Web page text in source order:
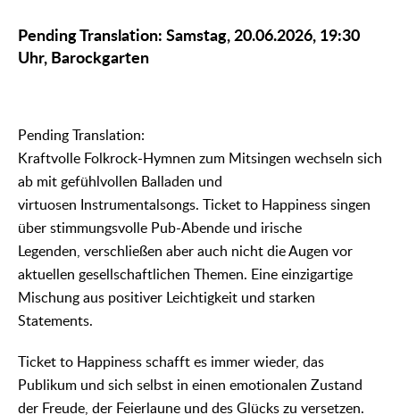
᠎Pending Translation: Samstag, 20.06.2026, 19:30
Uhr, Barockgarten
᠎Pending Translation:
Kraftvolle Folkrock-Hymnen zum Mitsingen wechseln sich
ab mit gefühlvollen Balladen und
virtuosen Instrumentalsongs. Ticket to Happiness singen
über stimmungsvolle Pub-Abende und irische
Legenden, verschließen aber auch nicht die Augen vor
aktuellen gesellschaftlichen Themen. Eine einzigartige
Mischung aus positiver Leichtigkeit und starken
Statements.
Ticket to Happiness schafft es immer wieder, das
Publikum und sich selbst in einen emotionalen Zustand
der Freude, der Feierlaune und des Glücks zu versetzen.